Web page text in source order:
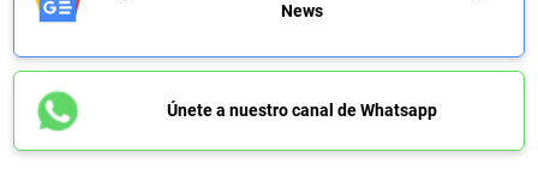
News
Únete a nuestro canal de Whatsapp